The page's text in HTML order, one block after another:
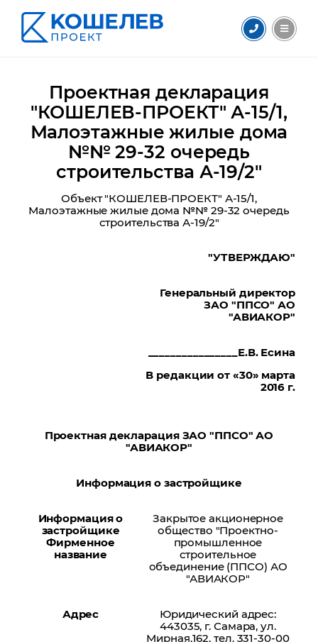
Проектная декларация
"КОШЕЛЕВ-ПРОЕКТ" А-15/1,
Малоэтажные жилые дома
№№ 29-32 очередь
строительства А-19/2"
Объект "КОШЕЛЕВ-ПРОЕКТ" А-15/1,
Малоэтажные жилые дома №№ 29-32 очередь
строительства А-19/2"
"УТВЕРЖДАЮ"
Генеральный директор
ЗАО "ППСО" АО
"АВИАКОР"
________________Е.В. Есина
В редакции от «30» марта
2016 г.
Проектная декларация ЗАО "ППСО" АО
"АВИАКОР"
Информация о застройщике
Информация о
застройщике
Фирменное
название
Закрытое акционерное
общество "Проектно-
промышленное
строительное
объединение (ППСО) АО
"АВИАКОР"
Адрес
Юридический адрес:
443035, г. Самара, ул.
Мирная,162, тел. 331-30-00